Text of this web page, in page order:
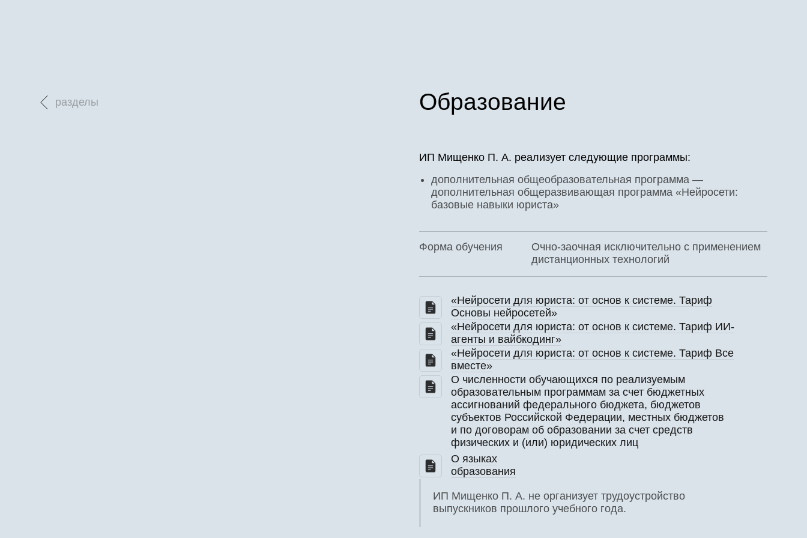
Образование
ИП Мищенко П. А. реализует следующие программы:
дополнительная общеобразовательная программа —
дополнительная общеразвивающая программа «Нейросети:
базовые навыки юриста»
Форма обучения
Очно-заочная исключительно с применением
дистанционных технологий
«Нейросети для юриста: от основ к системе. Тариф
Основы нейросетей»
«Нейросети для юриста: от основ к системе. Тариф ИИ-
агенты и вайбкодинг»
«Нейросети для юриста: от основ к системе. Тариф Все
вместе»
О численности обучающихся по реализуемым
образовательным программам за счет бюджетных
ассигнований федерального бюджета, бюджетов
субъектов Российской Федерации, местных бюджетов
и по договорам об образовании за счет средств
физических и (или) юридических лиц
О языках
образования
ИП Мищенко П. А. не организует трудоустройство
выпускников прошлого учебного года.
разделы